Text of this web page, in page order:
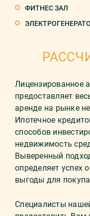
ФИТНЕС ЗАЛ
Лицензированное
предоставляет
аренде на рынке
Ипотечное
способов
недвижимость
Выверенный
определяет успех
выгоды для
Специалисты